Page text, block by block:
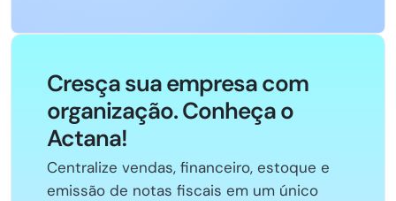
Cresça sua empresa com
organização. Conheça o
Actana!
Centralize vendas, financeiro, estoque e
emissão de notas fiscais em um único